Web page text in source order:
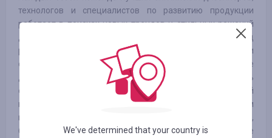
технологов и специалистов по развитию продукции
работает в поисках новых трендов и стильных решений
для создания новых коллекций, которые из года в год
радуют покупателей своей красотой и неизменными
стандартами качества каждой вещи. В результате
данной работы бренд Marks & Spencer успел стать
синонимом британского стиля, производства коллекций
из лучших материалов, разработанных с применением
новых технологий и воплощенных в женской одежде,
белье, а также одежде для мужчин и детей. Данное
We've determined that your country is